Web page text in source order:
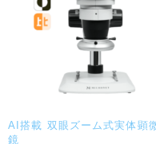
AI搭載 双眼ズーム式実体顕
鏡